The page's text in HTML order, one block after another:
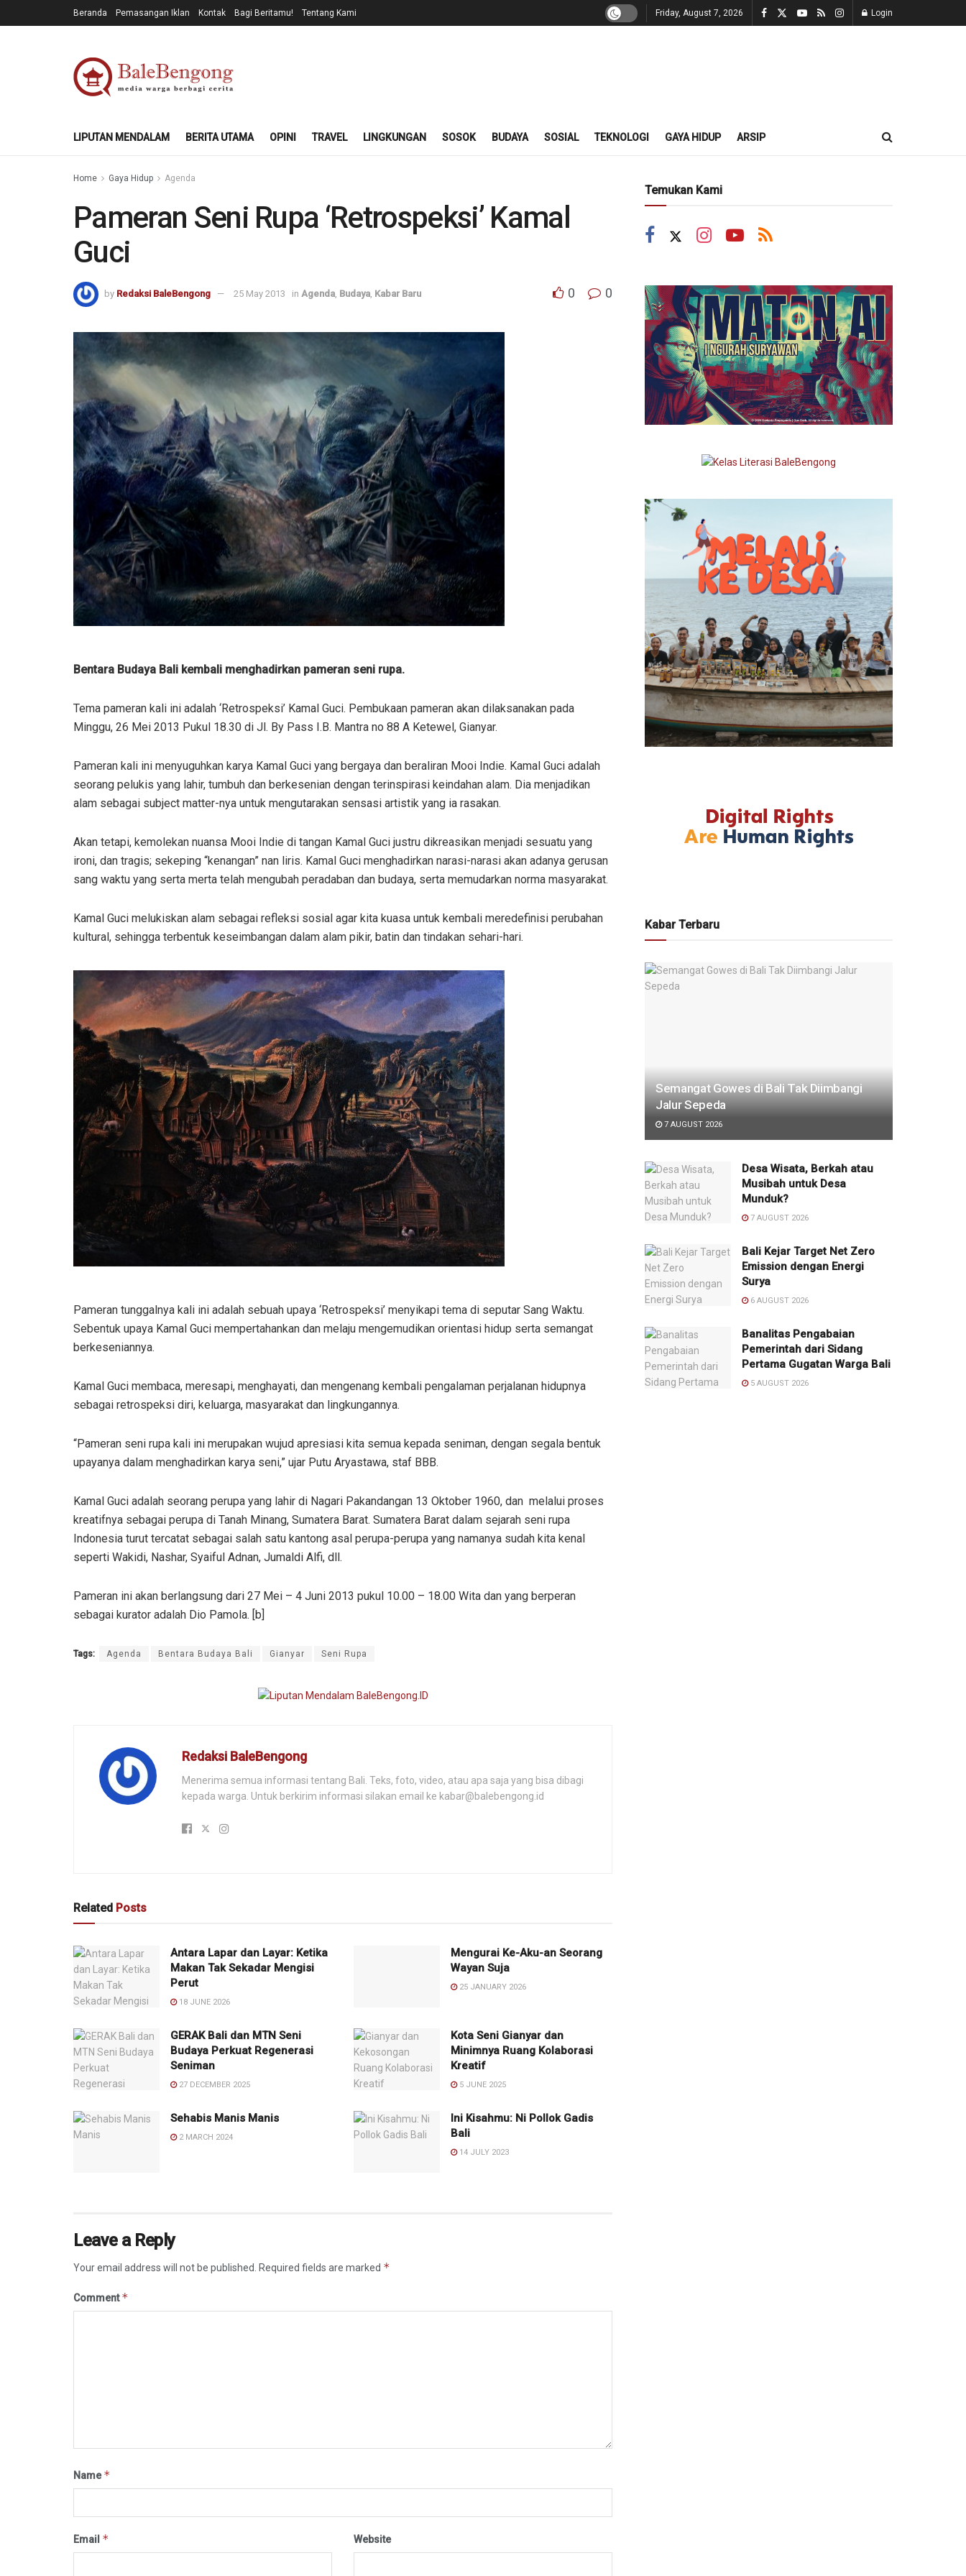
Beranda Pemasangan Iklan Kontak Bagi Beritamu! Tentang Kami Friday, August 7, 2026 Login
LIPUTAN MENDALAM BERITA UTAMA OPINI TRAVEL LINGKUNGAN SOSOK BUDAYA SOSIAL TEKNOLOGI GAYA HIDUP ARSIP
Home Gaya Hidup Agenda
Pameran Seni Rupa ‘Retrospeksi’ Kamal
Guci
by Redaksi BaleBengong 25 May 2013 in Agenda Budaya Kabar Baru 0 0
Bentara Budaya Bali kembali menghadirkan pameran seni rupa.
Tema pameran kali ini adalah ‘Retrospeksi’ Kamal Guci. Pembukaan pameran akan dilaksanakan pada
Minggu, 26 Mei 2013 Pukul 18.30 di Jl. By Pass I.B. Mantra no 88 A Ketewel, Gianyar.
Pameran kali ini menyuguhkan karya Kamal Guci yang bergaya dan beraliran Mooi Indie. Kamal Guci adalah
seorang pelukis yang lahir, tumbuh dan berkesenian dengan terinspirasi keindahan alam. Dia menjadikan
alam sebagai subject matter-nya untuk mengutarakan sensasi artistik yang ia rasakan.
Akan tetapi, kemolekan nuansa Mooi Indie di tangan Kamal Guci justru dikreasikan menjadi sesuatu yang
ironi, dan tragis; sekeping “kenangan” nan liris. Kamal Guci menghadirkan narasi-narasi akan adanya gerusan
sang waktu yang serta merta telah mengubah peradaban dan budaya, serta memudarkan norma masyarakat.
Kamal Guci melukiskan alam sebagai refleksi sosial agar kita kuasa untuk kembali meredefinisi perubahan
kultural, sehingga terbentuk keseimbangan dalam alam pikir, batin dan tindakan sehari-hari.
Pameran tunggalnya kali ini adalah sebuah upaya ‘Retrospeksi’ menyikapi tema di seputar Sang Waktu.
Sebentuk upaya Kamal Guci mempertahankan dan melaju mengemudikan orientasi hidup serta semangat
berkeseniannya.
Kamal Guci membaca, meresapi, menghayati, dan mengenang kembali pengalaman perjalanan hidupnya
sebagai retrospeksi diri, keluarga, masyarakat dan lingkungannya.
“Pameran seni rupa kali ini merupakan wujud apresiasi kita semua kepada seniman, dengan segala bentuk
upayanya dalam menghadirkan karya seni,” ujar Putu Aryastawa, staf BBB.
Kamal Guci adalah seorang perupa yang lahir di Nagari Pakandangan 13 Oktober 1960, dan melalui proses
kreatifnya sebagai perupa di Tanah Minang, Sumatera Barat. Sumatera Barat dalam sejarah seni rupa
Indonesia turut tercatat sebagai salah satu kantong asal perupa-perupa yang namanya sudah kita kenal
seperti Wakidi, Nashar, Syaiful Adnan, Jumaldi Alfi, dll.
Pameran ini akan berlangsung dari 27 Mei – 4 Juni 2013 pukul 10.00 – 18.00 Wita dan yang berperan
sebagai kurator adalah Dio Pamola. [b]
Tags: Agenda Bentara Budaya Bali Gianyar Seni Rupa
Redaksi BaleBengong
Menerima semua informasi tentang Bali. Teks, foto, video, atau apa saja yang bisa dibagi
kepada warga. Untuk berkirim informasi silakan email ke kabar@balebengong.id
Related Posts
Antara Lapar dan Layar: Ketika
Makan Tak Sekadar Mengisi
Perut
18 JUNE 2026
Mengurai Ke-Aku-an Seorang
Wayan Suja
25 JANUARY 2026
GERAK Bali dan MTN Seni
Budaya Perkuat Regenerasi
Seniman
27 DECEMBER 2025
Kota Seni Gianyar dan
Minimnya Ruang Kolaborasi
Kreatif
5 JUNE 2025
Sehabis Manis Manis
2 MARCH 2024
Ini Kisahmu: Ni Pollok Gadis
Bali
14 JULY 2023
Leave a Reply
Your email address will not be published. Required fields are marked *
Comment*
Name*
Email * Website
Temukan Kami
Kabar Terbaru
Semangat Gowes di Bali Tak Diimbangi
Jalur Sepeda
7 AUGUST 2026
Desa Wisata, Berkah atau
Musibah untuk Desa
Munduk?
7 AUGUST 2026
Bali Kejar Target Net Zero
Emission dengan Energi
Surya
6 AUGUST 2026
Banalitas Pengabaian
Pemerintah dari Sidang
Pertama Gugatan Warga Bali
5 AUGUST 2026